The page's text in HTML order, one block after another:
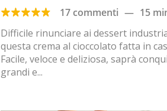
17 commenti — 15
Difficile rinunciare ai dessert
questa crema al cioccolato fatta in
Facile, veloce e deliziosa, saprà
grandi e...